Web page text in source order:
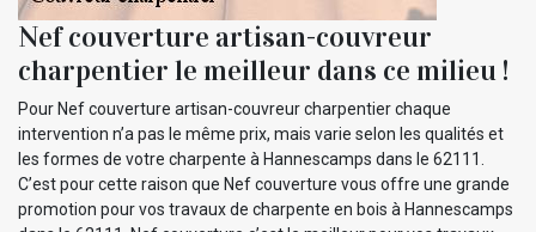
Nef couverture artisan-couvreur
charpentier le meilleur dans ce milieu !
Pour Nef couverture artisan-couvreur charpentier chaque
intervention n’a pas le même prix, mais varie selon les qualités et
les formes de votre charpente à Hannescamps dans le 62111.
C’est pour cette raison que Nef couverture vous offre une grande
promotion pour vos travaux de charpente en bois à Hannescamps